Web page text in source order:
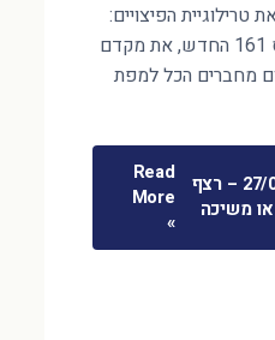
טרילוגיית הפיצויים:
אחרי שלמדנו את טופס 161 החדש, את מקדם
— היום מחברים הכל למפת
חזק בעו״ש 27/07/2026 – רצף
משיכה
Read
More
»